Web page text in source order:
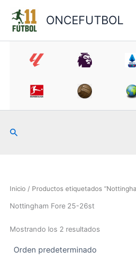
contenido
ONCEFUTBOL
Buscar
Inicio / Productos etiquetados
Nottingham Fore 25-26st
Mostrando los 2 resultados